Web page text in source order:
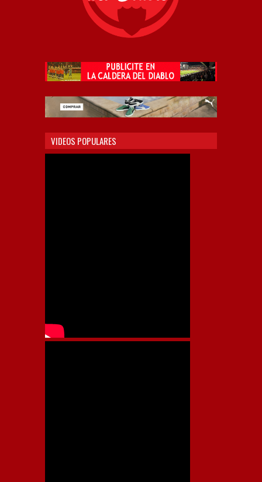
VIDEOS POPULARES